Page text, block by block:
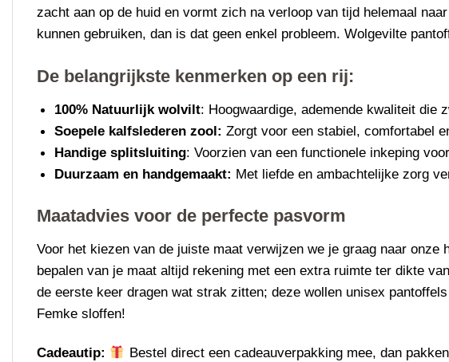
zacht aan op de huid en vormt zich na verloop van tijd helemaal
kunnen gebruiken, dan is dat geen enkel probleem. Wolgevilte
De belangrijkste kenmerken op een rij:
100% Natuurlijk wolvilt: Hoogwaardige, ademende kwaliteit die
Soepele kalfslederen zool: Zorgt voor een stabiel, comfortabel
Handige splitsluiting: Voorzien van een functionele inkeping
Duurzaam en handgemaakt: Met liefde en ambachtelijke zorg
Maatadvies voor de perfecte pasvorm
Voor het kiezen van de juiste maat verwijzen we je graag naar
bepalen van je maat altijd rekening met een extra ruimte ter dikte
de eerste keer dragen wat strak zitten; deze wollen unisex
Femke sloffen!
Cadeautip: Bestel direct een cadeauverpakking mee, dan